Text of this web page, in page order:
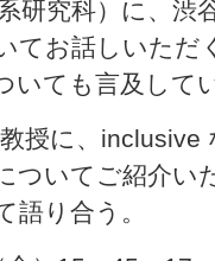
研究科）に、
てお話しいただ
いても言及して
教授に、
ついてご紹介い
語り合う。